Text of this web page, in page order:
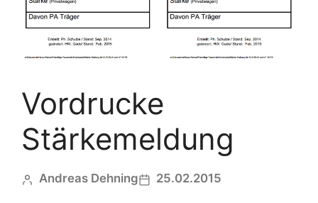
Vordrucke
Stärkemeldung
Andreas Dehning 25.02.2015